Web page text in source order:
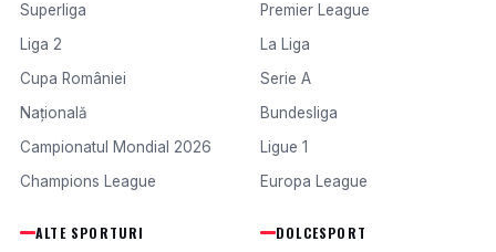
Superliga
Liga 2
Cupa României
Națională
Campionatul Mondial 2026
Champions League
Premier League
La Liga
Serie A
Bundesliga
Ligue 1
Europa League
ALTE SPORTURI DOLCESPORT